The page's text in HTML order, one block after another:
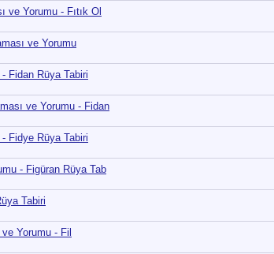
ve Yorumu - Fıtık Ol
ve Yorumu
Fidan Rüya Tabiri
ve Yorumu - Fidan
Fidye Rüya Tabiri
- Figüran Rüya Tab
Tabiri
Yorumu - Fil